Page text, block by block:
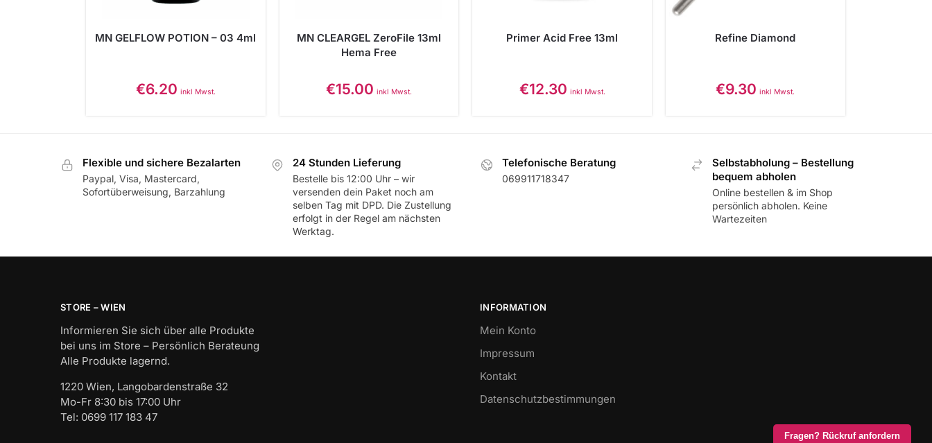
Fragen? Rückruf anfordern
MN GELFLOW POTION – 03 4ml
€6.20 inkl Mwst.
MN CLEARGEL ZeroFile 13ml
Hema Free
€15.00 inkl Mwst.
Primer Acid Free 13ml
€12.30 inkl Mwst.
Refine Diamond
€9.30 inkl Mwst.
Flexible und sichere Bezalarten
Paypal, Visa, Mastercard,
Sofortüberweisung, Barzahlung
24 Stunden Lieferung
Bestelle bis 12:00 Uhr – wir
versenden dein Paket noch am
selben Tag mit DPD. Die Zustellung
erfolgt in der Regel am nächsten
Werktag.
Telefonische Beratung
069911718347
Selbstabholung – Bestellung
bequem abholen
Online bestellen & im Shop
persönlich abholen. Keine
Wartezeiten
STORE – WIEN
Informieren Sie sich über alle Produkte
bei uns im Store – Persönlich Berateung
Alle Produkte lagernd.
1220 Wien, Langobardenstraße 32
Mo-Fr 8:30 bis 17:00 Uhr
Tel: 0699 117 183 47
INFORMATION
Mein Konto
Impressum
Kontakt
Datenschutzbestimmungen